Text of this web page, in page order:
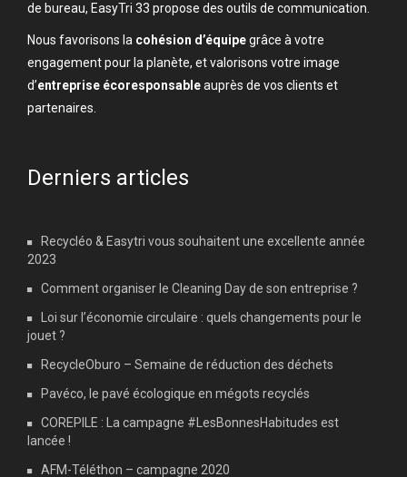
de bureau, EasyTri 33 propose des outils de communication.
Nous favorisons la cohésion d’équipegrâce à votre
engagement pour la planète, et valorisons votre image
d’entreprise écoresponsableauprès de vos clients et
partenaires.
Derniers articles
Recycléo & Easytri vous souhaitent une excellente année
2023
Comment organiser le Cleaning Day de son entreprise ?
Loi sur l’économie circulaire : quels changements pour le
jouet ?
RecycleOburo – Semaine de réduction des déchets
Pavéco, le pavé écologique en mégots recyclés
COREPILE : La campagne #LesBonnesHabitudes est
lancée !
AFM-Téléthon – campagne 2020